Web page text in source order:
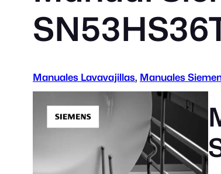
Manuales Lavavajillas, Manuales